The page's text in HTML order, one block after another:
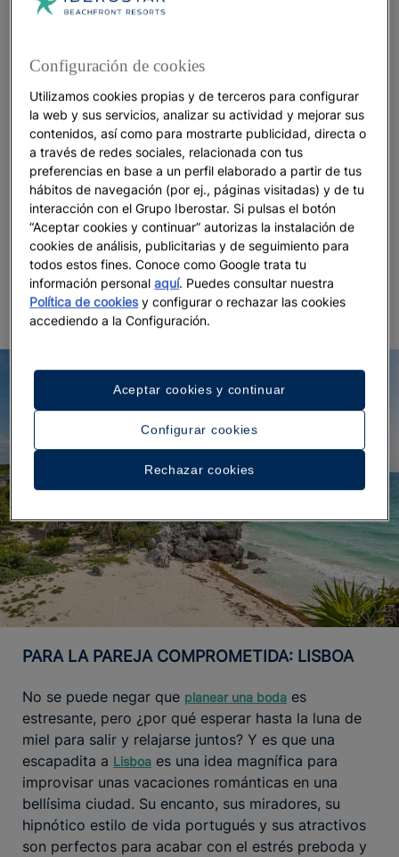
gastronómicas únicas
Caribe. ElIberostar Waves Paraíso Beach
Waves Paraíso del Marson dos hoteles en la playa de
Riviera Maya perfectos para dejarse llevar, mientras
que elJOIA Paraíso by Iberostareleva la experiencia a
otro nivel con un concepto boutique de lujo. Para
quienes prefieren amplitud y confort, elIberostar
Selection Paraíso Lindo
y el
Iberostar Selection Riviera
Cancúnson una apuesta segura, con todo incluido
en Riviera Maya para que la única preocupación sea
disfrutar del momento. Y es que aquí no hay lugar
para el aburrimiento.
PARA LA PAREJA COMPROMETIDA: LISBOA
No se puede negar que planear una boda es
estresante, pero ¿por qué esperar hasta la luna de
miel para salir y relajarse juntos? Y es que una
escapadita a Lisboa es una idea magnífica para
improvisar unas vacaciones románticas en una
bellísima ciudad. Su encanto, sus miradores, su
hipnótico estilo de vida portugués y sus atractivos
son perfectos para acabar con el estrés preboda y
Configuración de cookies
Utilizamos cookies propias y de terceros para configurar
la web y sus servicios, analizar su actividad y mejorar sus
contenidos, así como para mostrarte publicidad, directa o
a través de redes sociales, relacionada con tus
preferencias en base a un perfil elaborado a partir de tus
hábitos de navegación (por ej., páginas visitadas) y de tu
interacción con el Grupo Iberostar. Si pulsas el botón
“Aceptar cookies y continuar” autorizas la instalación de
cookies de análisis, publicitarias y de seguimiento para
todos estos fines. Conoce como Google trata tu
información personalaquí. Puedes consultar nuestra
Política de cookiesy configurar o rechazar las cookies
accediendo a la Configuración.
Configurar cookies
Rechazar cookies
Aceptar cookies y continuar